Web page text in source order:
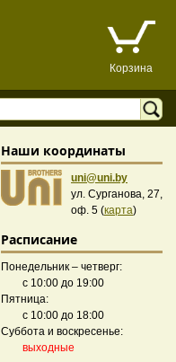
Корзина
Наши координаты
uni@uni.by
ул. Сурганова, 27,
оф. 5 (карта)
Расписание
Понедельник – четверг:
с 10:00 до 19:00
Пятница:
с 10:00 до 18:00
Суббота и воскресенье:
выходные